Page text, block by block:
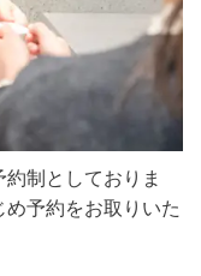
制としておりま
予約をお取りいた